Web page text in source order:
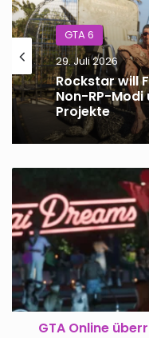
GTA 6
29. Juli 2026
Rockstar will
Non-RP-
Projekte
GTA
überrascht
-
Altersverifizierung
deaktiviert
Text-
Chat
in
GTA Online